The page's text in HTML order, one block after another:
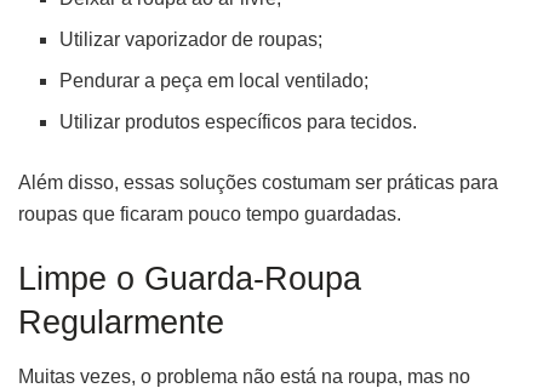
Utilizar vaporizador de roupas;
Pendurar a peça em local ventilado;
Utilizar produtos específicos para tecidos.
Além disso, essas soluções costumam ser práticas para
roupas que ficaram pouco tempo guardadas.
Limpe o Guarda-Roupa
Regularmente
Muitas vezes, o problema não está na roupa, mas no